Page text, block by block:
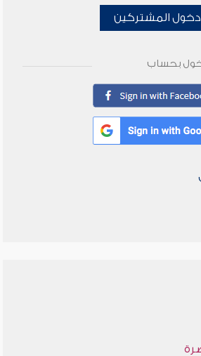
دخول المشتركين
بحساب